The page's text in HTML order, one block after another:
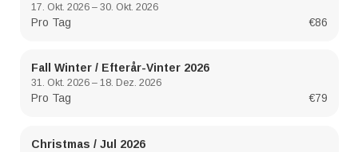
17. Okt. 2026 – 30. Okt. 2026
Pro Tag €86
Fall Winter / Efterår-Vinter 2026
31. Okt. 2026 – 18. Dez. 2026
Pro Tag €79
Christmas / Jul 2026